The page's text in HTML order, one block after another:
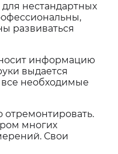
нестандартных
развиваться
информацию
выдается
все необходимые
многих
Свои